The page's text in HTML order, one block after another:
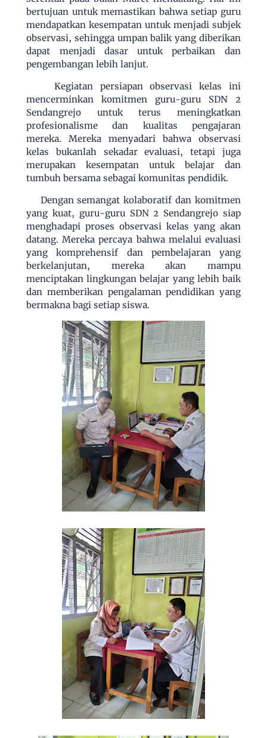
bertujuan untuk memastikan bahwa setiap guru
mendapatkan kesempatan untuk menjadi subjek
observasi, sehingga umpan balik yang diberikan
dapat menjadi dasar untuk perbaikan dan
pengembangan lebih lanjut.
Kegiatan persiapan observasi kelas ini
mencerminkan komitmen guru-guru SDN 2
Sendangrejo untuk terus meningkatkan
profesionalisme dan kualitas pengajaran
mereka. Mereka menyadari bahwa observasi
kelas bukanlah sekadar evaluasi, tetapi juga
merupakan kesempatan untuk belajar dan
tumbuh bersama sebagai komunitas pendidik.
Dengan semangat kolaboratif dan komitmen
yang kuat, guru-guru SDN 2 Sendangrejo siap
menghadapi proses observasi kelas yang akan
datang. Mereka percaya bahwa melalui evaluasi
yang komprehensif dan pembelajaran yang
berkelanjutan, mereka akan mampu
menciptakan lingkungan belajar yang lebih baik
dan memberikan pengalaman pendidikan yang
bermakna bagi setiap siswa.